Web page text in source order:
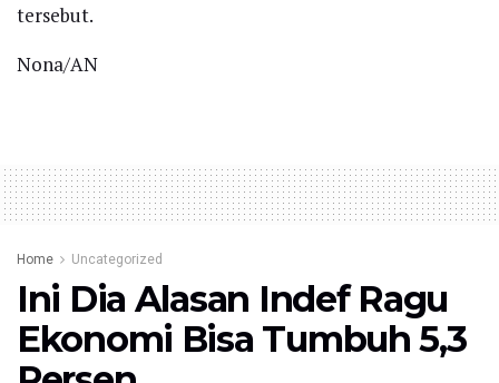
tersebut.
Nona/AN
Home Uncategorized
Ini Dia Alasan Indef Ragu
Ekonomi Bisa Tumbuh 5,3